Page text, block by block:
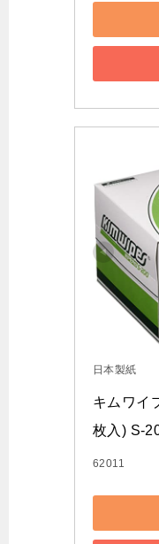
日本製紙
キムワイ
枚入) S-
62011